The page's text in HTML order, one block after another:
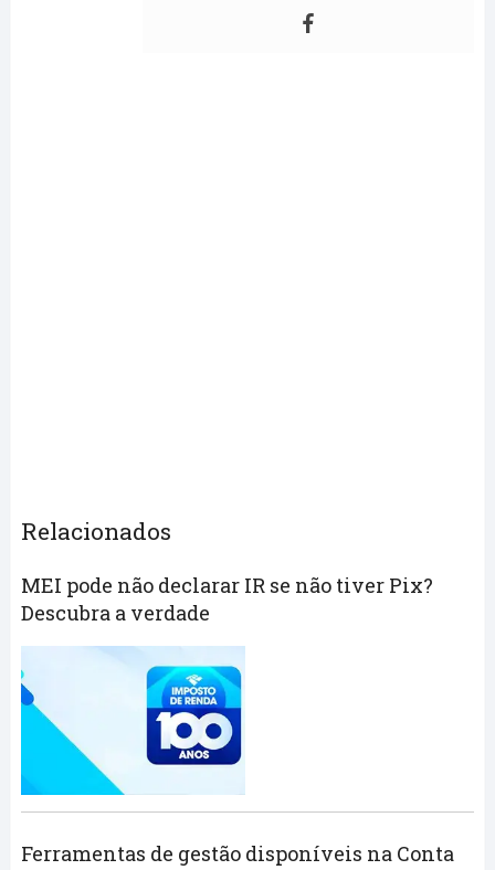
Relacionados
MEI pode não declarar IR se não tiver Pix?
Descubra a verdade
Ferramentas de gestão disponíveis na Conta